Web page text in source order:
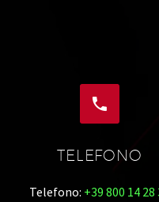


TELEFONO
Telefono: +39 800 14 28